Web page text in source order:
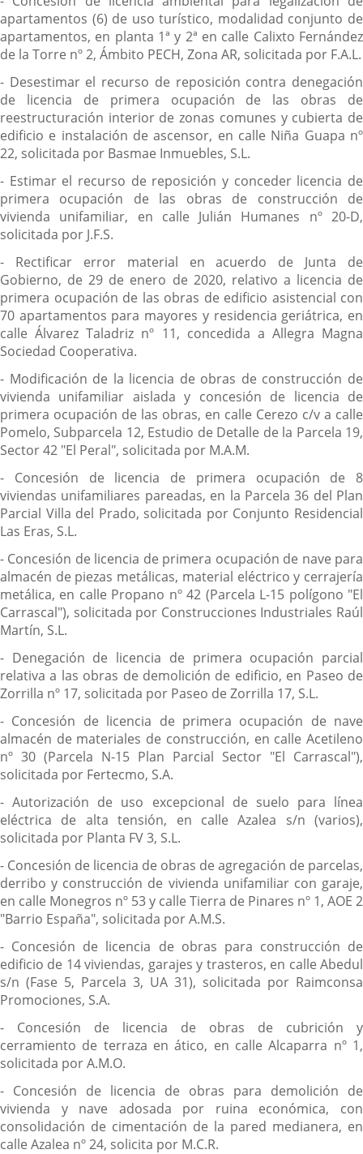
apartamentos (6) de uso turístico, modalidad conjunto de
apartamentos, en planta 1ª y 2ª en calle Calixto Fernández
de la Torre nº 2, Ámbito PECH, Zona AR, solicitada por F.A.L.
- Desestimar el recurso de reposición contra denegación
de licencia de primera ocupación de las obras de
reestructuración interior de zonas comunes y cubierta de
edificio e instalación de ascensor, en calle Niña Guapa nº
22, solicitada por Basmae Inmuebles, S.L.
- Estimar el recurso de reposición y conceder licencia de
primera ocupación de las obras de construcción de
vivienda unifamiliar, en calle Julián Humanes nº 20-D,
solicitada por J.F.S.
- Rectificar error material en acuerdo de Junta de
Gobierno, de 29 de enero de 2020, relativo a licencia de
primera ocupación de las obras de edificio asistencial con
70 apartamentos para mayores y residencia geriátrica, en
calle Álvarez Taladriz nº 11, concedida a Allegra Magna
Sociedad Cooperativa.
- Modificación de la licencia de obras de construcción de
vivienda unifamiliar aislada y concesión de licencia de
primera ocupación de las obras, en calle Cerezo c/v a calle
Pomelo, Subparcela 12, Estudio de Detalle de la Parcela 19,
Sector 42 "El Peral", solicitada por M.A.M.
- Concesión de licencia de primera ocupación de 8
viviendas unifamiliares pareadas, en la Parcela 36 del Plan
Parcial Villa del Prado, solicitada por Conjunto Residencial
Las Eras, S.L.
- Concesión de licencia de primera ocupación de nave para
almacén de piezas metálicas, material eléctrico y cerrajería
metálica, en calle Propano nº 42 (Parcela L-15 polígono "El
Carrascal"), solicitada por Construcciones Industriales Raúl
Martín, S.L.
- Denegación de licencia de primera ocupación parcial
relativa a las obras de demolición de edificio, en Paseo de
Zorrilla nº 17, solicitada por Paseo de Zorrilla 17, S.L.
- Concesión de licencia de primera ocupación de nave
almacén de materiales de construcción, en calle Acetileno
nº 30 (Parcela N-15 Plan Parcial Sector "El Carrascal"),
solicitada por Fertecmo, S.A.
- Autorización de uso excepcional de suelo para línea
eléctrica de alta tensión, en calle Azalea s/n (varios),
solicitada por Planta FV 3, S.L.
- Concesión de licencia de obras de agregación de parcelas,
derribo y construcción de vivienda unifamiliar con garaje,
en calle Monegros nº 53 y calle Tierra de Pinares nº 1, AOE 2
"Barrio España", solicitada por A.M.S.
- Concesión de licencia de obras para construcción de
edificio de 14 viviendas, garajes y trasteros, en calle Abedul
s/n (Fase 5, Parcela 3, UA 31), solicitada por Raimconsa
Promociones, S.A.
- Concesión de licencia de obras de cubrición y
cerramiento de terraza en ático, en calle Alcaparra nº 1,
solicitada por A.M.O.
- Concesión de licencia de obras para demolición de
vivienda y nave adosada por ruina económica, con
consolidación de cimentación de la pared medianera, en
calle Azalea nº 24, solicita por M.C.R.